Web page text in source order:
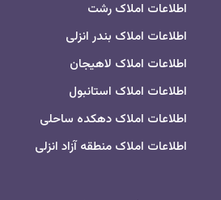
اطلاعات املاک رشت
اطلاعات املاک بندر انزلی
اطلاعات املاک لاهیجان
اطلاعات املاک استانبول
اطلاعات املاک دهکده ساحلی
اطلاعات املاک منطقه آزاد انزلی